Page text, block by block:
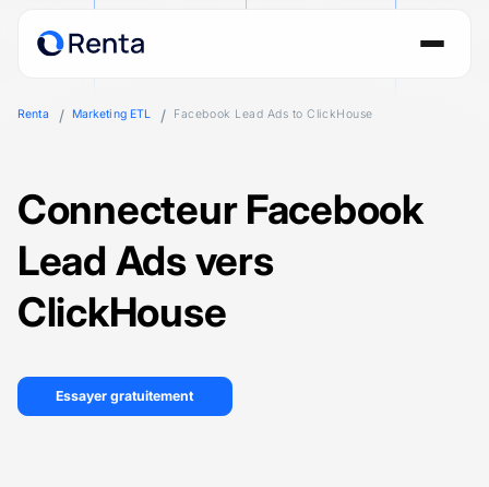
Renta Marketing ETL Facebook Lead Ads to ClickHouse
Connecteur Facebook
Lead Ads vers
ClickHouse
Essayer gratuitement